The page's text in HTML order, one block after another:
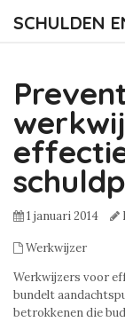
SCHULDEN
1 januari 2014
Werkwijzer
Werkwijzers voor
bundelt
betrokkenen die